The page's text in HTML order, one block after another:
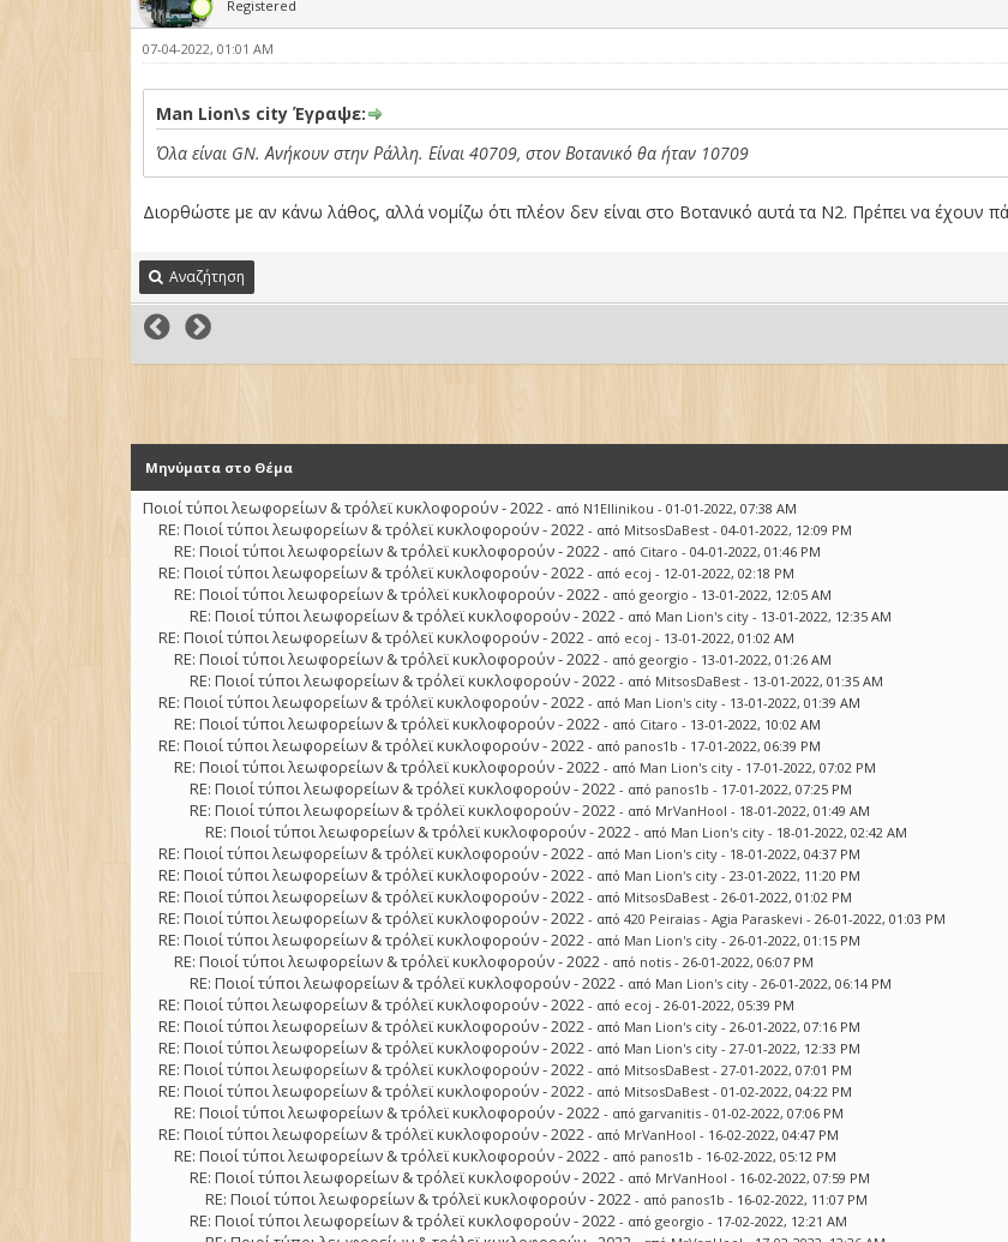
Registered
07-04-2022, 01:01 AM
Man Lion\s city Έγραψε:
Όλα είναι GN. Ανήκουν στην Ράλλη. Είναι 40709, στον Βοτανικό θα ήταν 10709
Διορθώστε με αν κάνω λάθος, αλλά νομίζω ότι πλέον δεν είναι στο Βοτανικό αυτά τα Ν2. Πρέπει να
Αναζήτηση
Μηνύματα στο Θέμα
Ποιοί τύποι λεωφορείων & τρόλεϊ κυκλοφορούν - 2022 - από N1Ellinikou - 01-01-2022, 07:38 AM
RE: Ποιοί τύποι λεωφορείων & τρόλεϊ κυκλοφορούν - 2022 - από MitsosDaBest - 04-01-2022, 12:09 PM
RE: Ποιοί τύποι λεωφορείων & τρόλεϊ κυκλοφορούν - 2022 - από Citaro - 04-01-2022, 01:46 PM
RE: Ποιοί τύποι λεωφορείων & τρόλεϊ κυκλοφορούν - 2022 - από ecoj - 12-01-2022, 02:18 PM
RE: Ποιοί τύποι λεωφορείων & τρόλεϊ κυκλοφορούν - 2022 - απόgeorgio - 13-01-2022, 12:05 AM
RE: Ποιοί τύποι λεωφορείων & τρόλεϊ κυκλοφορούν - 2022 - από Man Lion's city - 13-01-2022, 12:35 AM
RE: Ποιοί τύποι λεωφορείων & τρόλεϊ κυκλοφορούν - 2022 - από ecoj - 13-01-2022, 01:02 AM
RE: Ποιοί τύποι λεωφορείων & τρόλεϊ κυκλοφορούν - 2022 - απόgeorgio - 13-01-2022, 01:26 AM
RE: Ποιοί τύποι λεωφορείων & τρόλεϊ κυκλοφορούν - 2022 - από MitsosDaBest - 13-01-2022, 01:35 AM
RE: Ποιοί τύποι λεωφορείων & τρόλεϊ κυκλοφορούν - 2022 - από Man Lion's city - 13-01-2022, 01:39 AM
RE: Ποιοί τύποι λεωφορείων & τρόλεϊ κυκλοφορούν - 2022 - από Citaro - 13-01-2022, 10:02 AM
RE: Ποιοί τύποι λεωφορείων & τρόλεϊ κυκλοφορούν - 2022 - από panos1b - 17-01-2022, 06:39 PM
RE: Ποιοί τύποι λεωφορείων & τρόλεϊ κυκλοφορούν - 2022 - από Man Lion's city - 17-01-2022, 07:02 PM
RE: Ποιοί τύποι λεωφορείων & τρόλεϊ κυκλοφορούν - 2022 - από panos1b - 17-01-2022, 07:25 PM
RE: Ποιοί τύποι λεωφορείων & τρόλεϊ κυκλοφορούν - 2022 - από MrVanHool - 18-01-2022, 01:49 AM
RE: Ποιοί τύποι λεωφορείων & τρόλεϊ κυκλοφορούν - 2022 - από Man Lion's city - 18-01-2022, 02:42 AM
RE: Ποιοί τύποι λεωφορείων & τρόλεϊ κυκλοφορούν - 2022 - από Man Lion's city - 18-01-2022, 04:37 PM
RE: Ποιοί τύποι λεωφορείων & τρόλεϊ κυκλοφορούν - 2022 - από Man Lion's city - 23-01-2022, 11:20 PM
RE: Ποιοί τύποι λεωφορείων & τρόλεϊ κυκλοφορούν - 2022 - από MitsosDaBest - 26-01-2022, 01:02 PM
RE: Ποιοί τύποι λεωφορείων & τρόλεϊ κυκλοφορούν - 2022 - από420 Peiraias - Agia Paraskevi - 26-01-2022, 01:03 PM
RE: Ποιοί τύποι λεωφορείων & τρόλεϊ κυκλοφορούν - 2022 - από Man Lion's city - 26-01-2022, 01:15 PM
RE: Ποιοί τύποι λεωφορείων & τρόλεϊ κυκλοφορούν - 2022 - από notis - 26-01-2022, 06:07 PM
RE: Ποιοί τύποι λεωφορείων & τρόλεϊ κυκλοφορούν - 2022 - από Man Lion's city - 26-01-2022, 06:14 PM
RE: Ποιοί τύποι λεωφορείων & τρόλεϊ κυκλοφορούν - 2022 - από ecoj - 26-01-2022, 05:39 PM
RE: Ποιοί τύποι λεωφορείων & τρόλεϊ κυκλοφορούν - 2022 - από Man Lion's city - 26-01-2022, 07:16 PM
RE: Ποιοί τύποι λεωφορείων & τρόλεϊ κυκλοφορούν - 2022 - από Man Lion's city - 27-01-2022, 12:33 PM
RE: Ποιοί τύποι λεωφορείων & τρόλεϊ κυκλοφορούν - 2022 - από MitsosDaBest - 27-01-2022, 07:01 PM
RE: Ποιοί τύποι λεωφορείων & τρόλεϊ κυκλοφορούν - 2022 - από MitsosDaBest - 01-02-2022, 04:22 PM
RE: Ποιοί τύποι λεωφορείων & τρόλεϊ κυκλοφορούν - 2022 - απόgarvanitis - 01-02-2022, 07:06 PM
RE: Ποιοί τύποι λεωφορείων & τρόλεϊ κυκλοφορούν - 2022 - από MrVanHool - 16-02-2022, 04:47 PM
RE: Ποιοί τύποι λεωφορείων & τρόλεϊ κυκλοφορούν - 2022 - από panos1b - 16-02-2022, 05:12 PM
RE: Ποιοί τύποι λεωφορείων & τρόλεϊ κυκλοφορούν - 2022 - από MrVanHool - 16-02-2022, 07:59 PM
RE: Ποιοί τύποι λεωφορείων & τρόλεϊ κυκλοφορούν - 2022 - από panos1b - 16-02-2022, 11:07 PM
RE: Ποιοί τύποι λεωφορείων & τρόλεϊ κυκλοφορούν - 2022 - απόgeorgio - 17-02-2022, 12:21 AM